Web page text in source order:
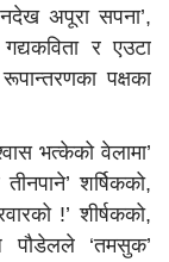
अपूरा सपना’,
र एउटा
पक्षका
भत्केको वेलामा’
शर्षिकको,
!’ शीर्षकको,
पौडेलले ‘तमसुक’